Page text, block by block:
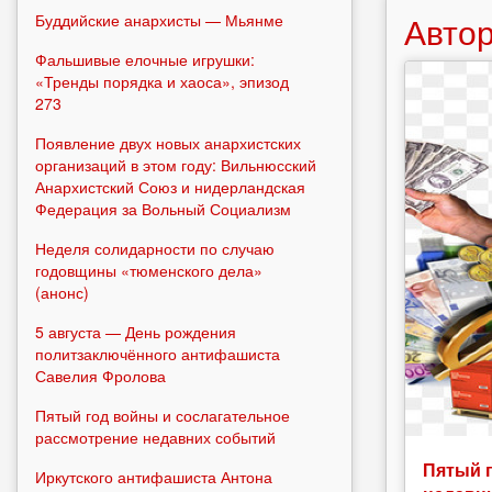
Пятый
Буддийские анархисты — Мьянме
Фальшивые елочные игрушки:
«Тренды порядка и хаоса», эпизод
273
Появление двух новых анархистских
организаций в этом году: Вильнюсский
Анархистский Союз и нидерландская
Федерация за Вольный Социализм
Неделя солидарности по случаю
годовщины «тюменского дела»
(анонс)
5 августа — День рождения
политзаключённого антифашиста
Савелия Фролова
Пятый год войны и сослагательное
рассмотрение недавних событий
Иркутского антифашиста Антона